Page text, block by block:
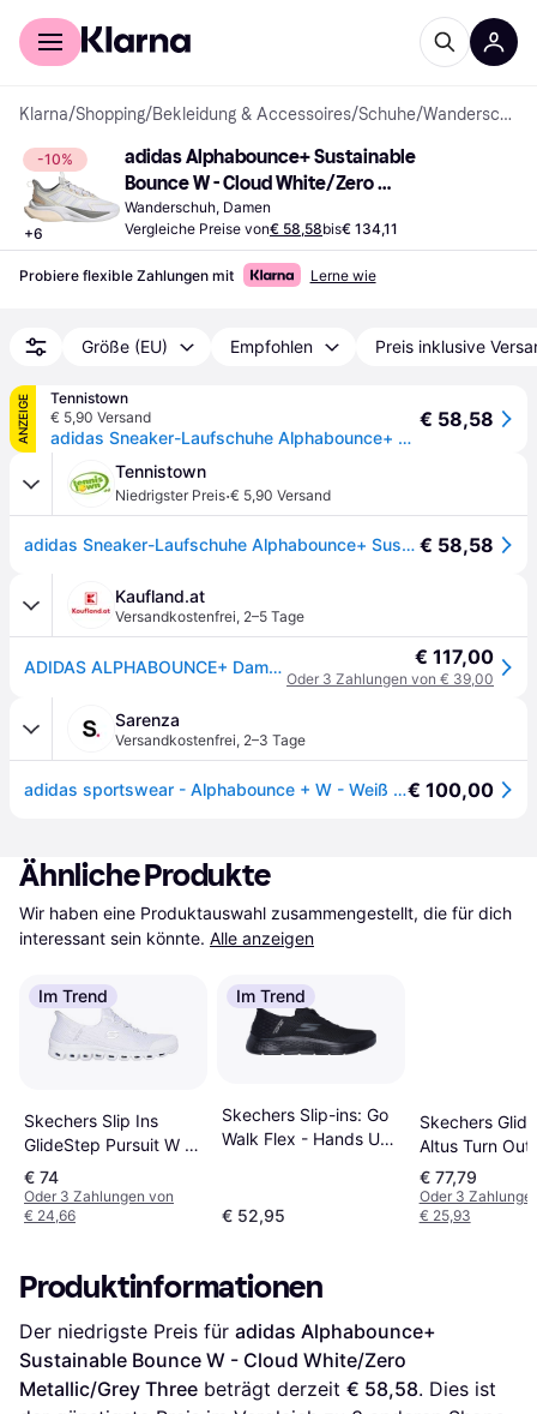
Für Shopper
Klarna/Shopping/Bekleidung & Accessoires/Schuhe/ Wanderschuhe
-10%
+6
adidas Alphabounce+ Sustainable
Bounce W - Cloud White/Zero
Metallic/Grey Three
Wanderschuh, Damen
Vergleiche Preise von€ 58,58bis€ 134,11
Probiere flexible Zahlungen mit Lerne wie
Größe (EU) Empfohlen Preis inklusive
ANZEIGE
Tennistown
€ 5,90 Versand
adidas Sneaker-Laufschuhe Alphabounce+ Sustainable Bounce weiss/beige/grau Damen
€ 58,58
Tennistown
Niedrigster Preis·€ 5,90 Versand
adidas Sneaker-Laufschuhe Alphabounce+ Sustainable Bounce weiss/beige/grau Damen € 58,58
Kaufland.at
Versandkostenfrei, 2–5 Tage
ADIDAS ALPHABOUNCE+ Damen Schuhe HP6147 - weiß r. 40 ⅔ € 117,00
Oder 3 Zahlungen von € 39,00
Sarenza
Versandkostenfrei, 2–3 Tage
adidas sportswear - Alphabounce + W - Weiß - Sneaker - Größe 37 1/3€ 100,00
Ähnliche Produkte
Wir haben eine Produktauswahl zusammengestellt, die für dich
interessant sein könnte. Alle anzeigen
Im Trend
Skechers Slip Ins
GlideStep Pursuit W -
White/Silver
€ 74
Oder 3 Zahlungen von
€ 24,66
Im Trend
Skechers Slip-ins: Go
Walk Flex - Hands Up
€ 52,95
Skechers
Altus Turn Out
Black
€ 77,79
Oder 3
€ 25,93
Produktinformationen
Der niedrigste Preis für adidas Alphabounce+
Sustainable Bounce W - Cloud White/Zero
Metallic/Grey Three beträgt derzeit € 58,58. Dies ist